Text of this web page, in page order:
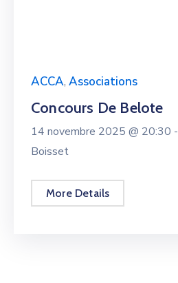
ACCA, Associations
Concours De Belote
14 novembre 2025 @ 20:30 -
Boisset
More Details